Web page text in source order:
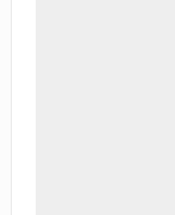
KEPEMILIKANNYA
ISTIDLAL BATIL
BAHASA CINTA
HUKUM